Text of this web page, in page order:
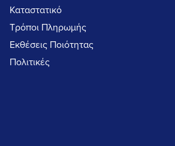
Καταστατικό
Τρόποι Πληρωμής
Εκθέσεις Ποιότητας
Πολιτικές